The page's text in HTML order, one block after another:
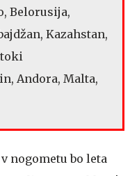
Belorusija,
Kazahstan,
Andora, Malta,